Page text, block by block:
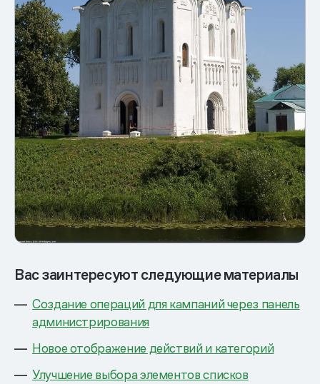
Вас заинтересуют следующие материалы
Создание операций для кампаний через панель
администрирования
Новое отображение действий и категорий
Улучшение выбора элементов списков